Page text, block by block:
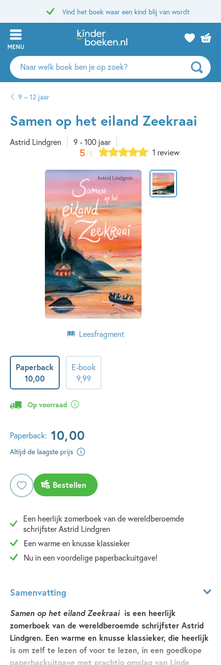
Vind het boek waar een kind blij van wordt
MENU
Zoeken
naar
auteurs
uitgevers
9 – 12 jaar
Samen op het eiland Zeekraai
Astrid Lindgren 9 - 100 jaar
5/5 1 review
Leesfragment
Paperback
10,00
E-book
9,99
Op voorraad
Paperback: 10,00
Altijd de laagste prijs
Bestellen
Een heerlijk zomerboek van de wereldberoemde
schrijfster Astrid Lindgren
Een warme en knusse klassieker
Nu in een voordelige paperbackuitgave!
Samenvatting
Samen op het eiland Zeekraai is een heerlijk
zomerboek van de wereldberoemde schrijfster Astrid
Lindgren. Een warme en knusse klassieker, die heerlijk
is om zelf te lezen of voor te lezen, in een goedkope
paperbackuitgave met prachtig omslag van Linde